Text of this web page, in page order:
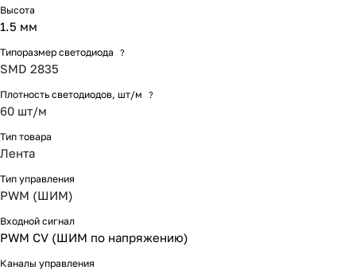
Высота
1.5 мм
Типоразмер светодиода ?
SMD 2835
Плотность светодиодов, шт/м ?
60 шт/м
Тип товара
Лента
Тип управления
PWM (ШИМ)
Входной сигнал
PWM СV (ШИМ по напряжению)
Каналы управления